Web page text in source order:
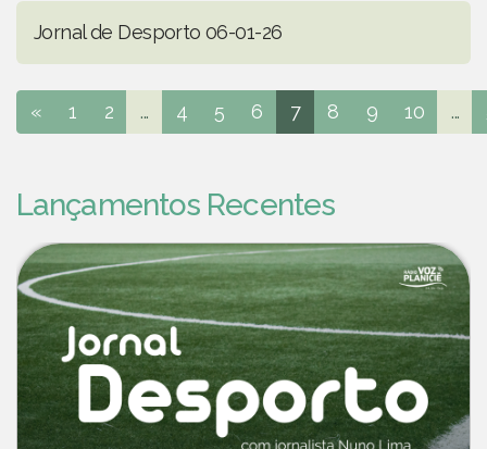
Jornal de Desporto 06-01-26
« 1 2 ... 4 5 6 7 8 9 10 ...
Lançamentos Recentes